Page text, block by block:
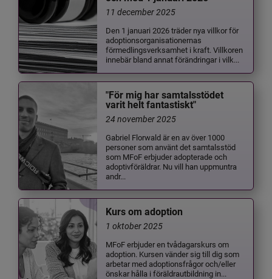
11 december 2025
Den 1 januari 2026 träder nya villkor för
adoptionsorganisationernas
förmedlingsverksamhet i kraft. Villkoren
innebär bland annat förändringar i vilk...
"För mig har samtalsstödet
varit helt fantastiskt"
24 november 2025
Gabriel Florwald är en av över 1000
personer som använt det samtalsstöd
som MFoF erbjuder adopterade och
adoptivföräldrar. Nu vill han uppmuntra
andr...
Kurs om adoption
1 oktober 2025
MFoF erbjuder en tvådagarskurs om
adoption. Kursen vänder sig till dig som
arbetar med adoptionsfrågor och/eller
önskar hålla i föräldrautbildning in...